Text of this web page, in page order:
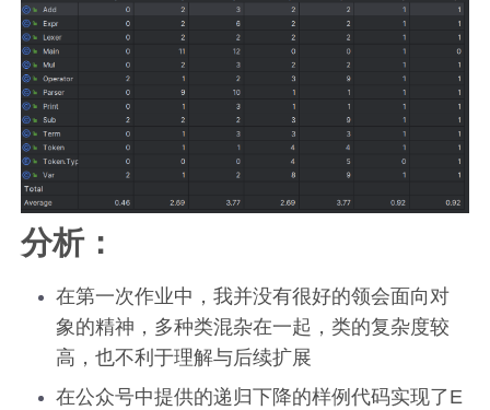
分析：
在第一次作业中，我并没有很好的领会面向对
象的精神，多种类混杂在一起，类的复杂度较
高，也不利于理解与后续扩展
在公众号中提供的递归下降的样例代码实现了E